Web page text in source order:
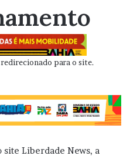
para o site.
Liberdade News, a